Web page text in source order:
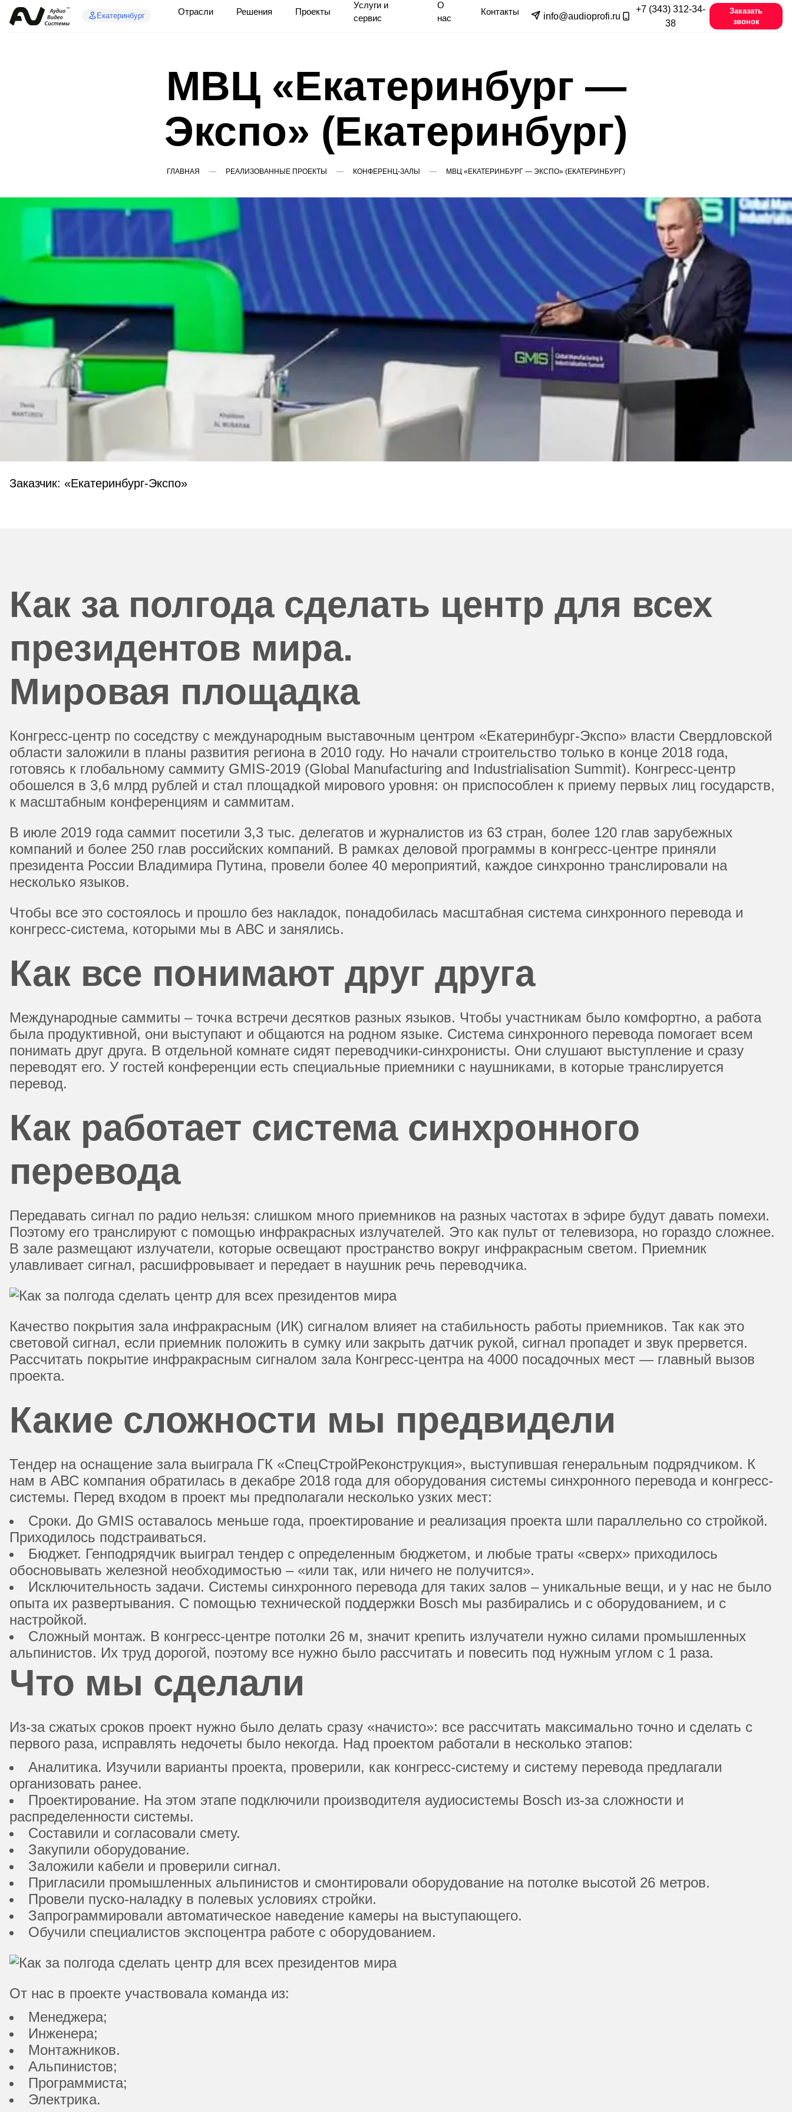
Екатеринбург Отрасли Решения Проекты
Услуги и
сервис
О
нас
Контакты info@audioprofi.ru
+7 (343) 312-34-
38
Заказать
звонок
МВЦ «Екатеринбург —
Экспо» (Екатеринбург)
ГЛАВНАЯ РЕАЛИЗОВАННЫЕ ПРОЕКТЫ КОНФЕРЕНЦ-ЗАЛЫ МВЦ «ЕКАТЕРИНБУРГ — ЭКСПО» (ЕКАТЕРИНБУРГ)
Заказчик: «Екатеринбург-Экспо»
Как за полгода сделать центр для всех
президентов мира.
Мировая площадка
Конгресс-центр по соседству с международным выставочным центром «Екатеринбург-Экспо» власти Свердловской
области заложили в планы развития региона в 2010 году. Но начали строительство только в конце 2018 года,
готовясь к глобальному саммиту GMIS-2019 (Global Manufacturing and Industrialisation Summit). Конгресс-центр
обошелся в 3,6 млрд рублей и стал площадкой мирового уровня: он приспособлен к приему первых лиц государств,
к масштабным конференциям и саммитам.
В июле 2019 года саммит посетили 3,3 тыс. делегатов и журналистов из 63 стран, более 120 глав зарубежных
компаний и более 250 глав российских компаний. В рамках деловой программы в конгресс-центре приняли
президента России Владимира Путина, провели более 40 мероприятий, каждое синхронно транслировали на
несколько языков.
Чтобы все это состоялось и прошло без накладок, понадобилась масштабная система синхронного перевода и
конгресс-система, которыми мы в АВС и занялись.
Как все понимают друг друга
Международные саммиты – точка встречи десятков разных языков. Чтобы участникам было комфортно, а работа
была продуктивной, они выступают и общаются на родном языке. Система синхронного перевода помогает всем
понимать друг друга. В отдельной комнате сидят переводчики-синхронисты. Они слушают выступление и сразу
переводят его. У гостей конференции есть специальные приемники с наушниками, в которые транслируется
перевод.
Как работает система синхронного
перевода
Передавать сигнал по радио нельзя: слишком много приемников на разных частотах в эфире будут давать помехи.
Поэтому его транслируют с помощью инфракрасных излучателей. Это как пульт от телевизора, но гораздо сложнее.
В зале размещают излучатели, которые освещают пространство вокруг инфракрасным светом. Приемник
улавливает сигнал, расшифровывает и передает в наушник речь переводчика.
Качество покрытия зала инфракрасным (ИК) сигналом влияет на стабильность работы приемников. Так как это
световой сигнал, если приемник положить в сумку или закрыть датчик рукой, сигнал пропадет и звук прервется.
Рассчитать покрытие инфракрасным сигналом зала Конгресс-центра на 4000 посадочных мест — главный вызов
проекта.
Какие сложности мы предвидели
Тендер на оснащение зала выиграла ГК «СпецСтройРеконструкция», выступившая генеральным подрядчиком. К
нам в АВС компания обратилась в декабре 2018 года для оборудования системы синхронного перевода и конгресс-
системы. Перед входом в проект мы предполагали несколько узких мест:
Сроки. До GMIS оставалось меньше года, проектирование и реализация проекта шли параллельно со стройкой.
Приходилось подстраиваться.
Бюджет. Генподрядчик выиграл тендер с определенным бюджетом, и любые траты «сверх» приходилось
обосновывать железной необходимостью – «или так, или ничего не получится».
Исключительность задачи. Системы синхронного перевода для таких залов – уникальные вещи, и у нас не было
опыта их развертывания. С помощью технической поддержки Bosch мы разбирались и с оборудованием, и с
настройкой.
Сложный монтаж. В конгресс-центре потолки 26 м, значит крепить излучатели нужно силами промышленных
альпинистов. Их труд дорогой, поэтому все нужно было рассчитать и повесить под нужным углом с 1 раза.
Что мы сделали
Из-за сжатых сроков проект нужно было делать сразу «начисто»: все рассчитать максимально точно и сделать с
первого раза, исправлять недочеты было некогда. Над проектом работали в несколько этапов:
Аналитика. Изучили варианты проекта, проверили, как конгресс-систему и систему перевода предлагали
организовать ранее.
Проектирование. На этом этапе подключили производителя аудиосистемы Bosch из-за сложности и
распределенности системы.
Составили и согласовали смету.
Закупили оборудование.
Заложили кабели и проверили сигнал.
Пригласили промышленных альпинистов и смонтировали оборудование на потолке высотой 26 метров.
Провели пуско-наладку в полевых условиях стройки.
Запрограммировали автоматическое наведение камеры на выступающего.
Обучили специалистов экспоцентра работе с оборудованием.
От нас в проекте участвовала команда из:
Менеджера;
Инженера;
Монтажников.
Альпинистов;
Программиста;
Электрика.